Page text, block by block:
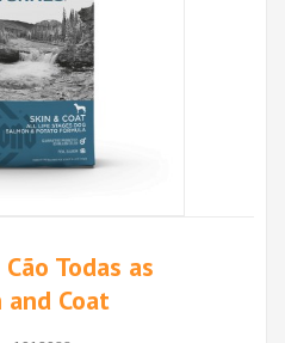
Todas as
Coat